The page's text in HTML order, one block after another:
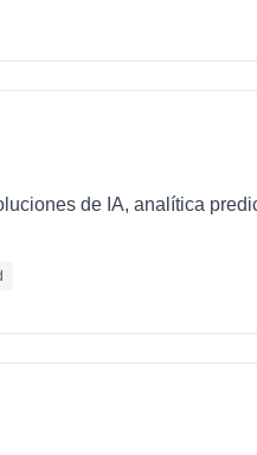
de IA, analítica